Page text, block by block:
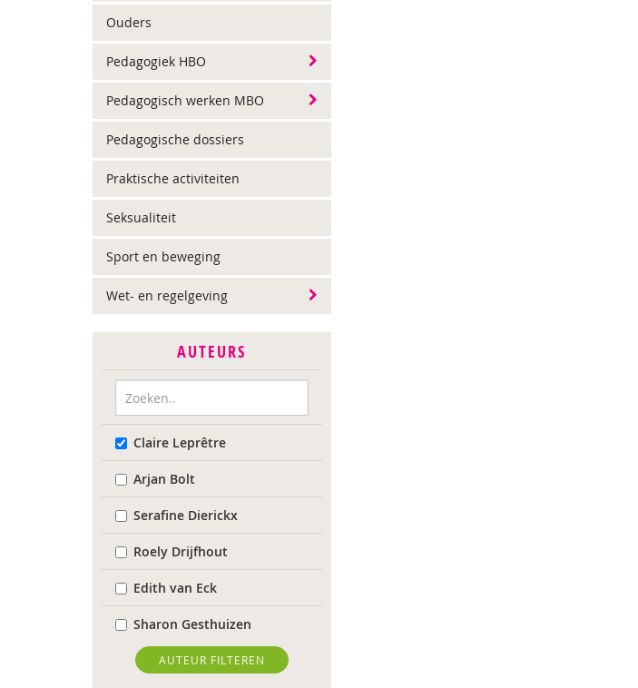
Ouders
Pedagogiek HBO
Pedagogisch werken MBO
Pedagogische dossiers
Praktische activiteiten
Seksualiteit
Sport en beweging
Wet- en regelgeving
AUTEURS
Claire Leprêtre
Arjan Bolt
Serafine Dierickx
Roely Drijfhout
Edith van Eck
Sharon Gesthuizen
Edith Geurts
AUTEUR FILTEREN